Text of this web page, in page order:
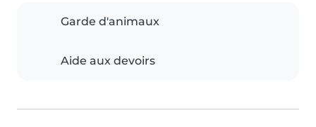
Garde d'animaux
Aide aux devoirs